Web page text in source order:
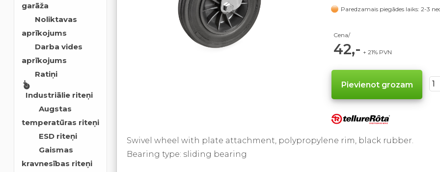
garāža
Noliktavas
aprīkojums
Darba vides
aprīkojums
Ratiņi
Industriālie riteņi
Augstas
temperatūras riteņi
ESD riteņi
Gaismas
kravnesības riteņi
Paredzamais piegādes laiks: 2-3
Cena/
42,- + 21% PVN
Swivel wheel with plate attachment, polypropylene rim, black rubber.
Bearing type: sliding bearing